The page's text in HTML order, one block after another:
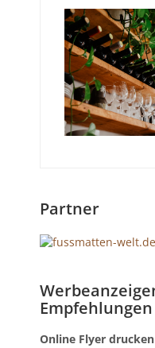
Partner
Online Flyer drucken